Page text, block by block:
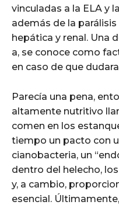
vinculadas a la ELA y
además de la
hepática y renal. Una
a, se conoce como
en caso de que
Parecía una pena,
altamente nutritivo
comen en los
tiempo un pacto con
cianobacteria, un
dentro del helecho,
y, a cambio,
esencial.